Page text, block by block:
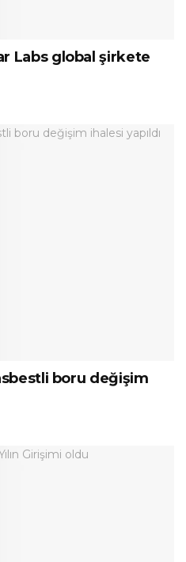
Labs global şirkete
boru değişim